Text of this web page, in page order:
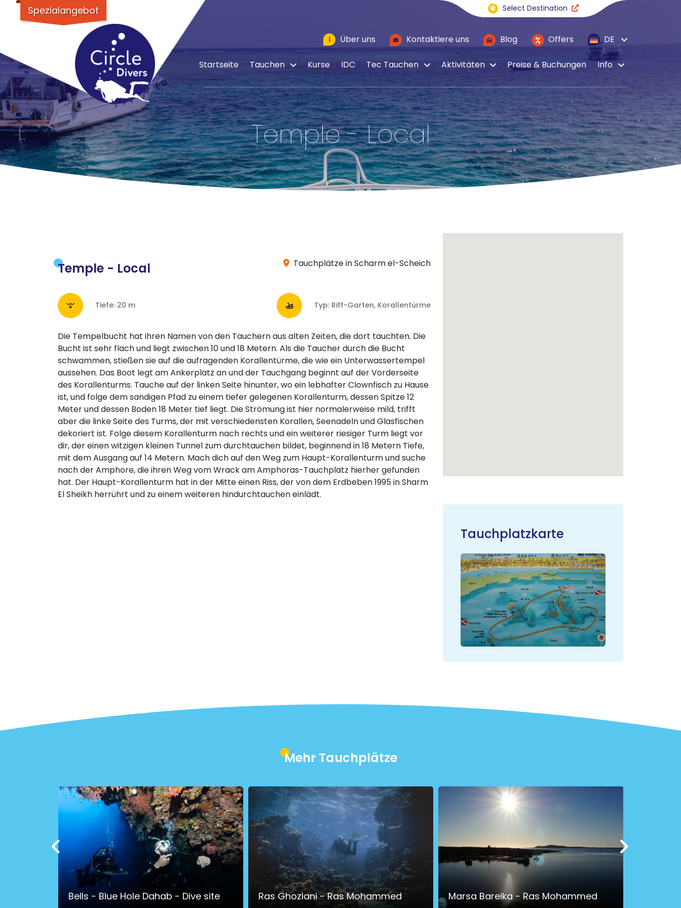
Select Destination
i Über uns Kontaktiere uns Blog Offers DE
Startseite Tauchen Kurse IDC Tec Tauchen Aktivitäten Preise & Buchungen Info
Temple - Local
Temple - Local Tauchplätze in Scharm el-Scheich
Tiefe: 20 m Typ: Riff-Garten, Korallentürme
Die Tempelbucht hat ihren Namen von den Tauchern aus alten Zeiten, die dort tauchten. Die
Bucht ist sehr flach und liegt zwischen 10 und 18 Metern. Als die Taucher durch die Bucht
schwammen, stießen sie auf die aufragenden Korallentürme, die wie ein Unterwassertempel
aussehen. Das Boot legt am Ankerplatz an und der Tauchgang beginnt auf der Vorderseite
des Korallenturms. Tauche auf der linken Seite hinunter, wo ein lebhafter Clownfisch zu Hause
ist, und folge dem sandigen Pfad zu einem tiefer gelegenen Korallenturm, dessen Spitze 12
Meter und dessen Boden 18 Meter tief liegt. Die Strömung ist hier normalerweise mild, trifft
aber die linke Seite des Turms, der mit verschiedensten Korallen, Seenadeln und Glasfischen
dekoriert ist. Folge diesem Korallenturm nach rechts und ein weiterer riesiger Turm liegt vor
dir, der einen witzigen kleinen Tunnel zum durchtauchen bildet, beginnend in 18 Metern Tiefe,
mit dem Ausgang auf 14 Metern. Mach dich auf den Weg zum Haupt-Korallenturm und suche
nach der Amphore, die ihren Weg vom Wrack am Amphoras-Tauchplatz hierher gefunden
hat. Der Haupt-Korallenturm hat in der Mitte einen Riss, der von dem Erdbeben 1995 in Sharm
El Sheikh herrührt und zu einem weiteren hindurchtauchen einlädt.
Tauchplatzkarte
Mehr Tauchplätze
Bells - Blue Hole Dahab - Dive site Ras Ghozlani - Ras Mohammed Marsa Bareika - Ras Mohammed
Spezialangebot